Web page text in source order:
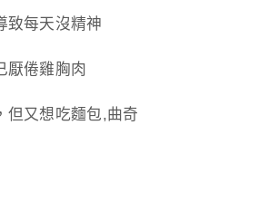
致每天沒精神
厭倦雞胸肉
但又想吃麵包,曲奇